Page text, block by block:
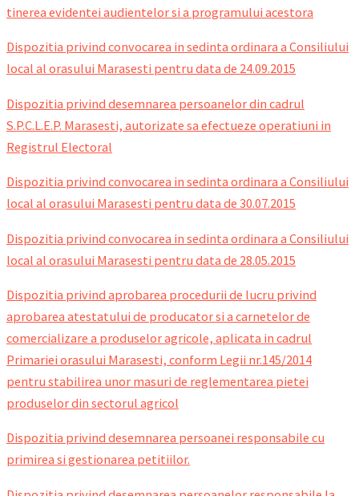
tinerea evidentei audientelor si a programului acestora
Dispozitia privind convocarea in sedinta ordinara a Consiliului
local al orasului Marasesti pentru data de 24.09.2015
Dispozitia privind desemnarea persoanelor din cadrul
S.P.C.L.E.P. Marasesti, autorizate sa efectueze operatiuni in
Registrul Electoral
Dispozitia privind convocarea in sedinta ordinara a Consiliului
local al orasului Marasesti pentru data de 30.07.2015
Dispozitia privind convocarea in sedinta ordinara a Consiliului
local al orasului Marasesti pentru data de 28.05.2015
Dispozitia privind aprobarea procedurii de lucru privind
aprobarea atestatului de producator si a carnetelor de
comercializare a produselor agricole, aplicata in cadrul
Primariei orasului Marasesti, conform Legii nr.145/2014
pentru stabilirea unor masuri de reglementarea pietei
produselor din sectorul agricol
Dispozitia privind desemnarea persoanei responsabile cu
primirea si gestionarea petitiilor.